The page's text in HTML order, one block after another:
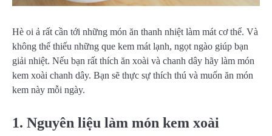
Hè oi ả rất cần tới những món ăn thanh nhiệt làm mát cơ thể. Và
không thể thiếu những que kem mát lạnh, ngọt ngào giúp bạn
giải nhiệt. Nếu bạn rất thích ăn xoài và chanh dây hãy làm món
kem xoài chanh dây. Bạn sẽ thực sự thích thú và muốn ăn món
kem này mỗi ngày.
1. Nguyên liệu làm món kem xoài